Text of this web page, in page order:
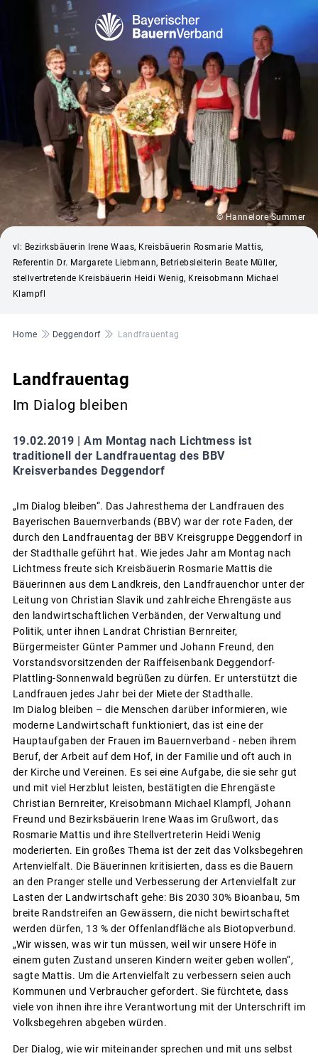
© Hannelore Summer
vl: Bezirksbäuerin Irene Waas, Kreisbäuerin Rosmarie Mattis,
Referentin Dr. Margarete Liebmann, Betriebsleiterin Beate Müller,
stellvertretende Kreisbäuerin Heidi Wenig, Kreisobmann Michael
Klampfl
Pfadnavigation
Home Deggendorf Landfrauentag
Landfrauentag
Im Dialog bleiben
19.02.2019 | Am Montag nach Lichtmess ist
traditionell der Landfrauentag des BBV
Kreisverbandes Deggendorf
„Im Dialog bleiben“. Das Jahresthema der Landfrauen des
Bayerischen Bauernverbands (BBV) war der rote Faden, der
durch den Landfrauentag der BBV Kreisgruppe Deggendorf in
der Stadthalle geführt hat. Wie jedes Jahr am Montag nach
Lichtmess freute sich Kreisbäuerin Rosmarie Mattis die
Bäuerinnen aus dem Landkreis, den Landfrauenchor unter der
Leitung von Christian Slavik und zahlreiche Ehrengäste aus
den landwirtschaftlichen Verbänden, der Verwaltung und
Politik, unter ihnen Landrat Christian Bernreiter,
Bürgermeister Günter Pammer und Johann Freund, den
Vorstandsvorsitzenden der Raiffeisenbank Deggendorf-
Plattling-Sonnenwald begrüßen zu dürfen. Er unterstützt die
Landfrauen jedes Jahr bei der Miete der Stadthalle.
Im Dialog bleiben – die Menschen darüber informieren, wie
moderne Landwirtschaft funktioniert, das ist eine der
Hauptaufgaben der Frauen im Bauernverband - neben ihrem
Beruf, der Arbeit auf dem Hof, in der Familie und oft auch in
der Kirche und Vereinen. Es sei eine Aufgabe, die sie sehr gut
und mit viel Herzblut leisten, bestätigten die Ehrengäste
Christian Bernreiter, Kreisobmann Michael Klampfl, Johann
Freund und Bezirksbäuerin Irene Waas im Grußwort, das
Rosmarie Mattis und ihre Stellvertreterin Heidi Wenig
moderierten. Ein großes Thema ist der zeit das Volksbegehren
Artenvielfalt. Die Bäuerinnen kritisierten, dass es die Bauern
an den Pranger stelle und Verbesserung der Artenvielfalt zur
Lasten der Landwirtschaft gehe: Bis 2030 30% Bioanbau, 5m
breite Randstreifen an Gewässern, die nicht bewirtschaftet
werden dürfen, 13 % der Offenlandfläche als Biotopverbund.
„Wir wissen, was wir tun müssen, weil wir unsere Höfe in
einem guten Zustand unseren Kindern weiter geben wollen“,
sagte Mattis. Um die Artenvielfalt zu verbessern seien auch
Kommunen und Verbraucher gefordert. Sie fürchtete, dass
viele von ihnen ihre ihre Verantwortung mit der Unterschrift im
Volksbegehren abgeben würden.
Der Dialog, wie wir miteinander sprechen und mit uns selbst